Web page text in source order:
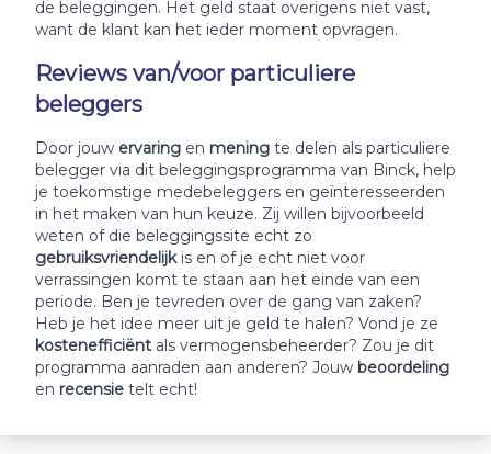
de beleggingen. Het geld staat overigens niet vast,
want de klant kan het ieder moment opvragen.
Reviews van/voor particuliere
beleggers
Door jouw ervaring en mening te delen als particuliere
belegger via dit beleggingsprogramma van Binck, help
je toekomstige medebeleggers en geïnteresseerden
in het maken van hun keuze. Zij willen bijvoorbeeld
weten of die beleggingssite echt zo
gebruiksvriendelijk is en of je echt niet voor
verrassingen komt te staan aan het einde van een
periode. Ben je tevreden over de gang van zaken?
Heb je het idee meer uit je geld te halen? Vond je ze
kostenefficiënt als vermogensbeheerder? Zou je dit
programma aanraden aan anderen? Jouw beoordeling
en recensie telt echt!